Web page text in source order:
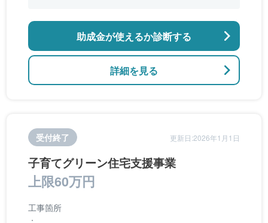
詳細を見る
助成金が使えるか診断する
受付終了 更新日:2026年1月1日
子育てグリーン住宅支援事業
上限60万円
工事箇所
：